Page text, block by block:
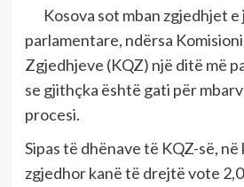
Kosova sot mban zgjedhjet e
parlamentare, ndërsa
Zgjedhjeve (KQZ) një ditë më
se gjithçka është gati për
procesi.
Sipas të dhënave të KQZ-së,
zgjedhor kanë të drejtë vote